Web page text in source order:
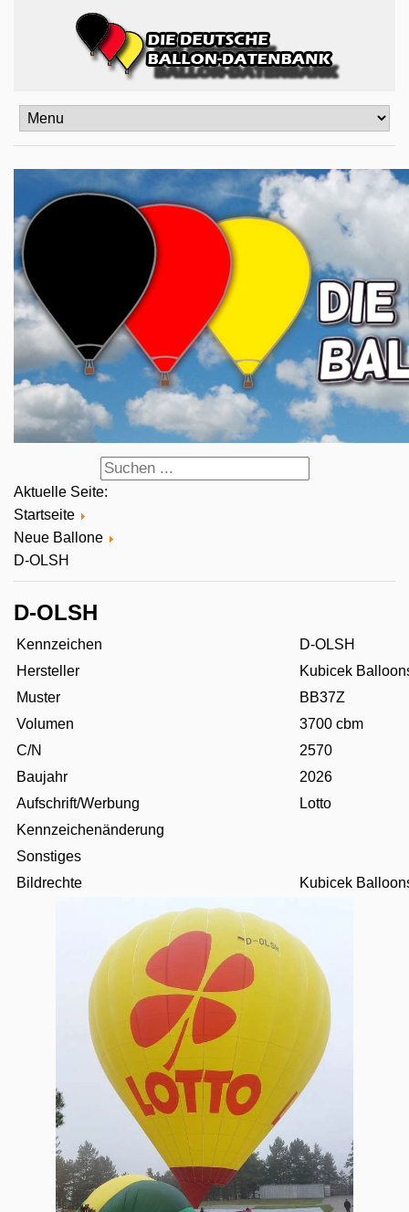
Aktuelle Seite:
Startseite
Neue Ballone
D-OLSH
D-OLSH
Kennzeichen
D-OLSH
Hersteller
Kubicek
Muster
BB37Z
Volumen
3700 cbm
C/N
2570
Baujahr
2026
Aufschrift/Werbung
Lotto
Kennzeichenänderung
Sonstiges
Bildrechte
Kubicek